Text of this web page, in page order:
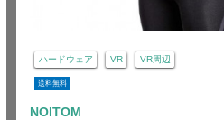
ハードウェア VR VR周辺
送料無料
NOITOM